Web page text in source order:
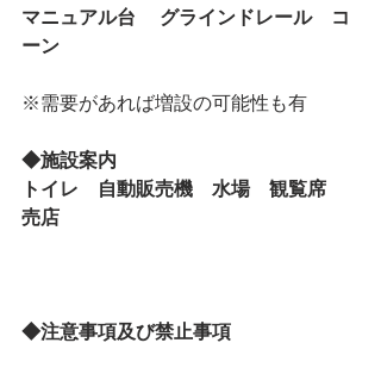
マニュアル台 　グラインドレール　コ
ーン
※需要があれば増設の可能性も有
◆施設案内
​トイレ　自動販売機　水場　観覧席
売店
◆注意事項及び禁止事項